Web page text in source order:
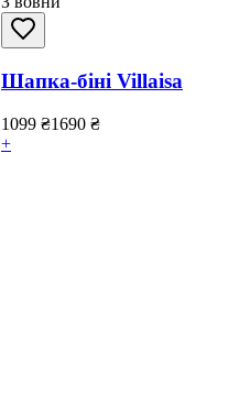
Шапка-біні Villaisa
1099 ₴1690 ₴
+